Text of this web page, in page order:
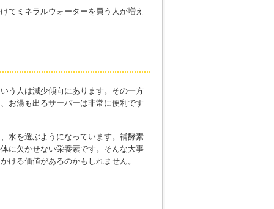
てミネラルウォーターを買う人が増え
う人は減少傾向にあります。その一方
お湯も出るサーバーは非常に便利です
水を選ぶようになっています。補酵素
に欠かせない栄養素です。そんな大事
ける価値があるのかもしれません。